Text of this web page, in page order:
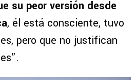
su peor versión desde
, él está consciente, tuvo
pero que no justifican